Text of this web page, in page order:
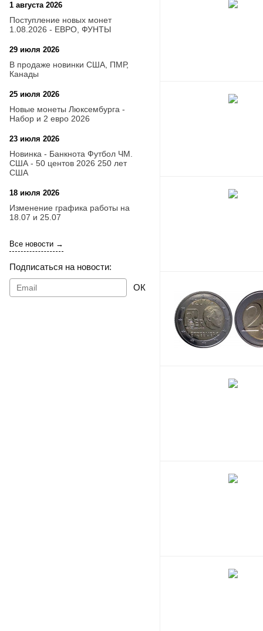
1 августа 2026
Поступление новых монет
1.08.2026 - ЕВРО, ФУНТЫ
29 июля 2026
В продаже новинки США, ПМР,
Канады
25 июля 2026
Новые монеты Люксембурга -
Набор и 2 евро 2026
23 июля 2026
Новинка - Банкнота Футбол ЧМ.
США - 50 центов 2026 250 лет
США
18 июля 2026
Изменение графика работы на
18.07 и 25.07
Все новости →
Подписаться на новости:
ОК